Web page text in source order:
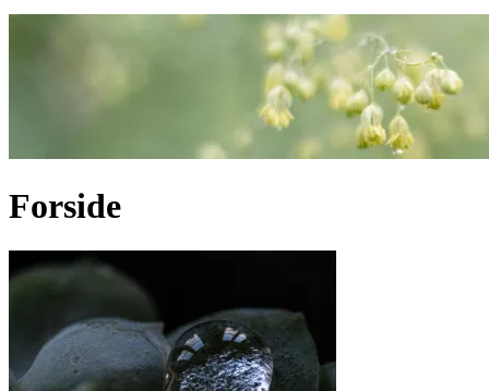
Forside